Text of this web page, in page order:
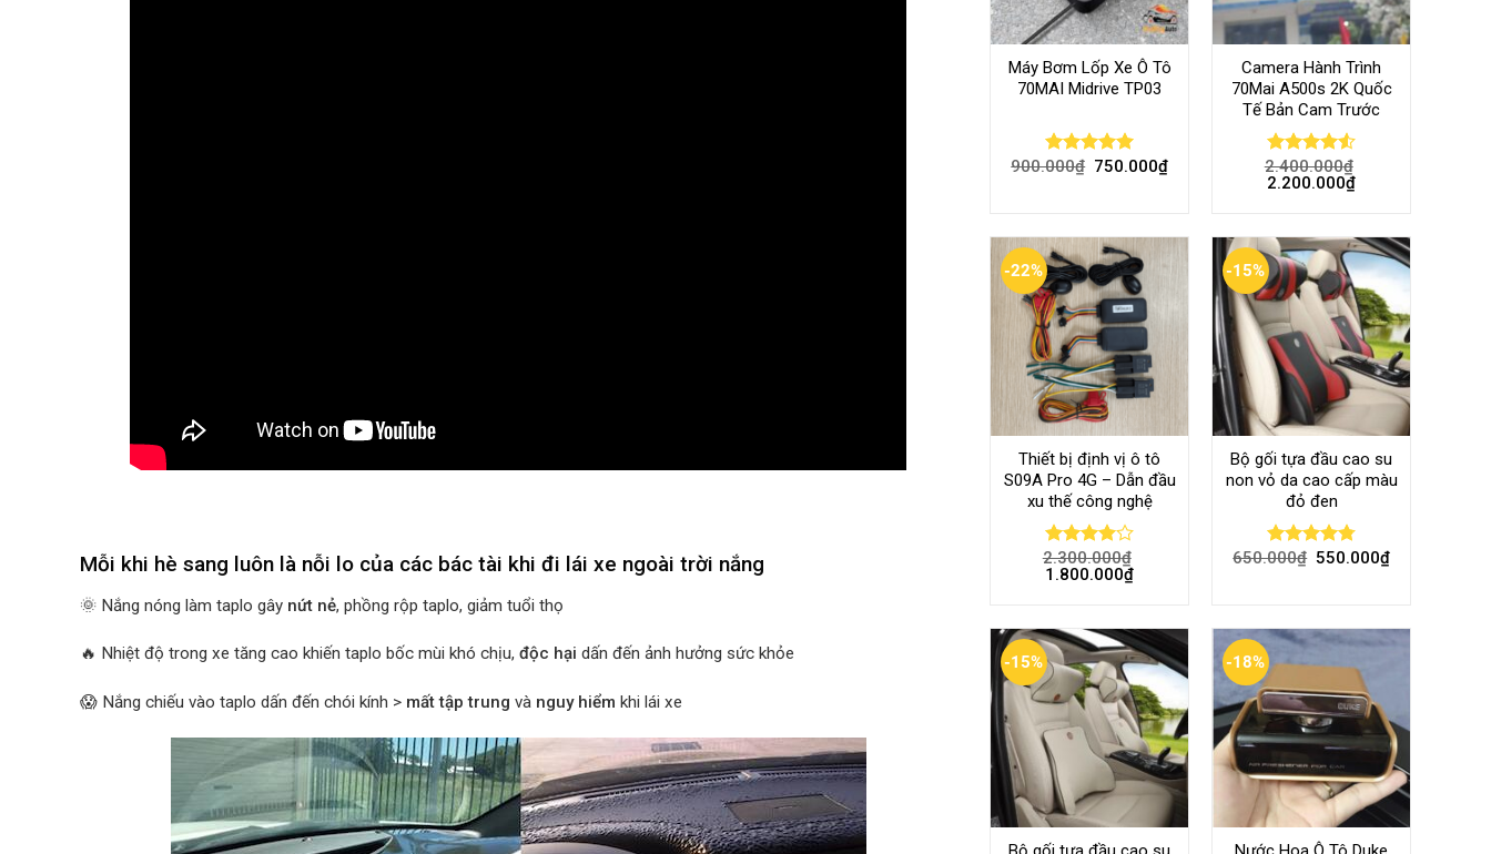
Mỗi khi hè sang luôn là nỗi lo của các bác tài khi đi lái xe ngoài trời nắng
🌞 Nắng nóng làm taplo gây nứt nẻ, phồng rộp taplo, giảm tuổi thọ
🔥 Nhiệt độ trong xe tăng cao khiến taplo bốc mùi khó chịu, độc hại dấn đến ảnh hưởng sức khỏe
😱 Nắng chiếu vào taplo dấn đến chói kính > mất tập trung và nguy hiểm khi lái xe
Máy Bơm Lốp Xe Ô Tô
70MAI Midrive TP03
Rated 5.00
900.000₫ 750.000₫
Camera Hành Trình
70Mai A500s 2K Quốc
Tế Bản Cam Trước
Rated4.56
out of 5
2.400.000₫
2.200.000₫
-22%
Thiết bị định vị ô tô
S09A Pro 4G – Dẫn đầu
xu thế công nghệ
Rated
4.00out
2.300.000₫
1.800.000₫
-15%
Bộ gối tựa đầu cao su
non vỏ da cao cấp màu
đỏ đen
Rated4.80
650.000₫ 550.000₫
-15% -18%